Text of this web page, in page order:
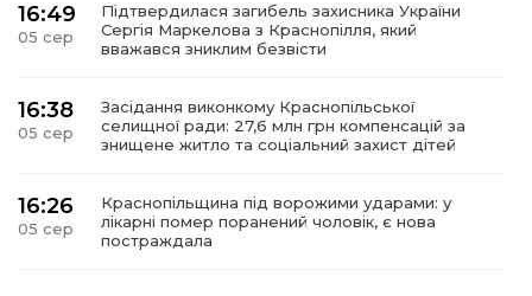
16:49
05 сер
Підтвердилася загибель захисника України
Сергія Маркелова з Краснопілля, який
вважався зниклим безвісти
16:38
05 сер
Засідання виконкому Краснопільської
селищної ради: 27,6 млн грн компенсацій за
знищене житло та соціальний захист дітей
16:26
05 сер
Краснопільщина під ворожими ударами: у
лікарні помер поранений чоловік, є нова
постраждала